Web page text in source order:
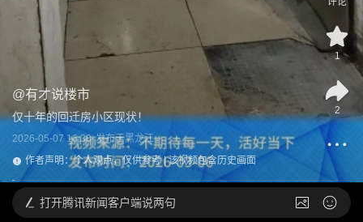
@有才说楼市
仅十年的回迁房小区现状！
2026-05-07 16:30 发布于黑龙江
作者声明：个人观点，仅供参考 | 该视频包含历史画面
1
2
打开腾讯新闻客户端说两句